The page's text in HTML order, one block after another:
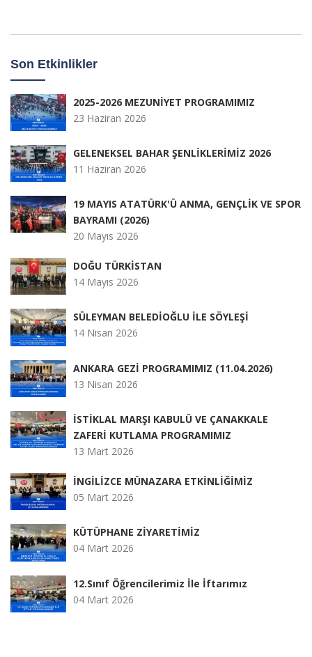
Son Etkinlikler
2025-2026 MEZUNİYET PROGRAMIMIZ
23 Haziran 2026
GELENEKSEL BAHAR ŞENLİKLERİMİZ 2026
11 Haziran 2026
19 MAYIS ATATÜRK'Ü ANMA, GENÇLİK VE SPOR
BAYRAMI (2026)
20 Mayıs 2026
DOĞU TÜRKİSTAN
14 Mayıs 2026
SÜLEYMAN BELEDİOĞLU İLE SÖYLEŞİ
14 Nisan 2026
ANKARA GEZİ PROGRAMIMIZ (11.04.2026)
13 Nisan 2026
İSTİKLAL MARŞI KABULÜ VE ÇANAKKALE
ZAFERİ KUTLAMA PROGRAMIMIZ
13 Mart 2026
İNGİLİZCE MÜNAZARA ETKİNLİĞİMİZ
05 Mart 2026
KÜTÜPHANE ZİYARETİMİZ
04 Mart 2026
12.Sınıf Öğrencilerimiz İle İftarımız
04 Mart 2026